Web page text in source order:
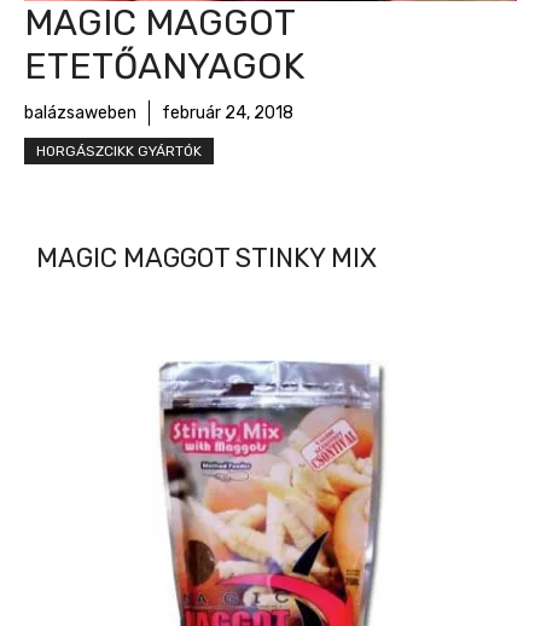
MAGIC MAGGOT
ETETŐANYAGOK
balázsaweben február 24, 2018
HORGÁSZCIKK GYÁRTÓK
MAGIC MAGGOT STINKY MIX